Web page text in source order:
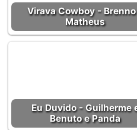
Virava Cowboy - Brenno
Matheus
Eu Duvido - Guilherme
Benuto e Panda